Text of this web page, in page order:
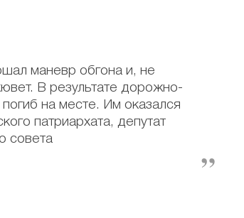
маневр обгона и, не
В результате дорожно-
на месте. Им оказался
патриархата, депутат
совета